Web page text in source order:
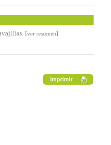
[ver resumen]